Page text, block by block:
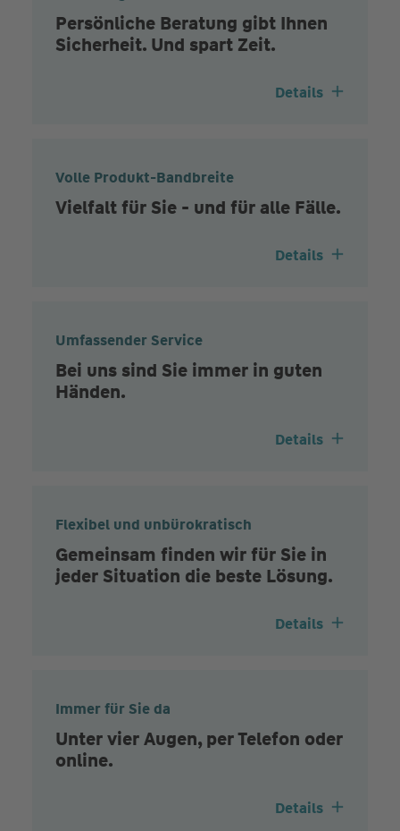
Persönliche Beratung gibt Ihnen
Sicherheit. Und spart Zeit.
Details
Volle Produkt-Bandbreite
Vielfalt für Sie - und für alle Fälle.
Details
Umfassender Service
Bei uns sind Sie immer in guten
Händen.
Details
Flexibel und unbürokratisch
Gemeinsam finden wir für Sie in
jeder Situation die beste Lösung.
Details
Immer für Sie da
Unter vier Augen, per Telefon oder
online.
Details